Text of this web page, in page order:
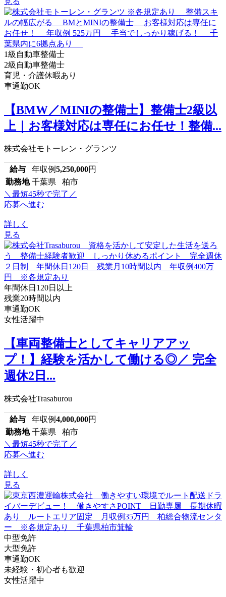
1級自動車整備士
2級自動車整備士
育児・介護休暇あり
車通勤OK
【BMW／MINIの整備士】整備士2級以
上｜お客様対応は専任にお任せ！整備...
株式会社モトーレン・グランツ
給与 年収例5,250,000円
勤務地 千葉県 柏市
＼最短45秒で完了／
応募へ進む
詳しく
見る
年間休日120日以上
残業20時間以内
車通勤OK
女性活躍中
【車両整備士としてキャリアアッ
プ！】経験を活かして働ける◎／ 完全
週休2日...
株式会社Trasaburou
給与 年収例4,000,000円
勤務地 千葉県 柏市
＼最短45秒で完了／
応募へ進む
詳しく
見る
中型免許
大型免許
車通勤OK
未経験・初心者も歓迎
女性活躍中